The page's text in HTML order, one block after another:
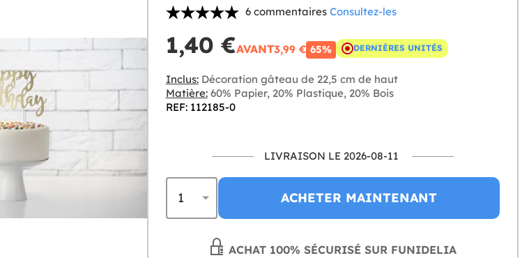
6 commentaires Consultez-les
1,40 €AVANT3,99 € 65% DERNIÈRES UNITÉS
Inclus:Décoration gâteau de 22,5 cm de haut
Matière:60% Papier, 20% Plastique, 20% Bois
REF: 112185-0
LIVRAISON LE 2026-08-11
ACHETER MAINTENANT
ACHAT 100% SÉCURISÉ SUR FUNIDELIA